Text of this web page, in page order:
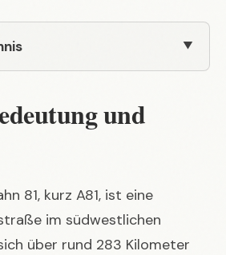
und
81, kurz A81, ist eine
im südwestlichen
über rund 283 Kilometer